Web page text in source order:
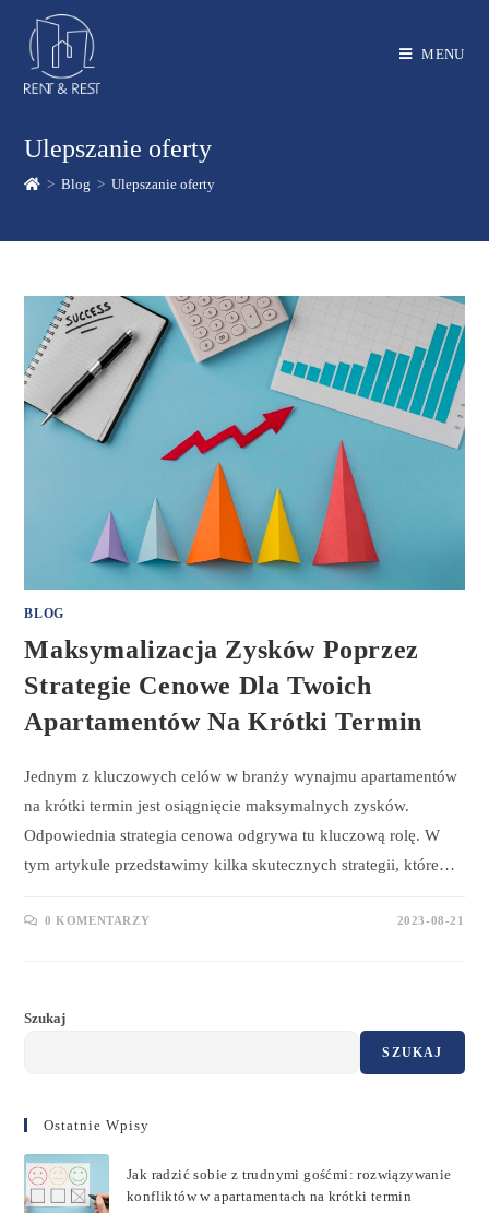
MENU
Ulepszanie oferty
> Blog > Ulepszanie oferty
BLOG
Maksymalizacja Zysków Poprzez
Strategie Cenowe Dla Twoich
Apartamentów Na Krótki Termin
Jednym z kluczowych celów w branży wynajmu apartamentów
na krótki termin jest osiągnięcie maksymalnych zysków.
Odpowiednia strategia cenowa odgrywa tu kluczową rolę. W
tym artykule przedstawimy kilka skutecznych strategii, które…
0 KOMENTARZY 2023-08-21
Szukaj
SZUKAJ
Ostatnie Wpisy
Jak radzić sobie z trudnymi gośćmi: rozwiązywanie
konfliktów w apartamentach na krótki termin